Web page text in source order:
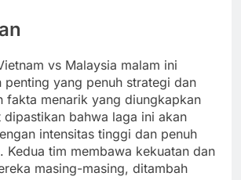
vs Malaysia malam ini
penting yang penuh strategi dan
fakta menarik yang diungkapkan
dipastikan bahwa laga ini akan
intensitas tinggi dan penuh
Kedua tim membawa kekuatan dan
masing-masing, ditambah